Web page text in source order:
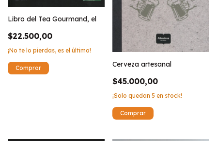
Libro del Tea Gourmand, el
$22.500,00
¡No te lo pierdas, es el último!
Cerveza artesanal
$45.000,00
¡Solo quedan 5 en stock!